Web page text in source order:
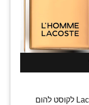
Lacoste L'Homme Men EDT 100 ml לקוסט להום